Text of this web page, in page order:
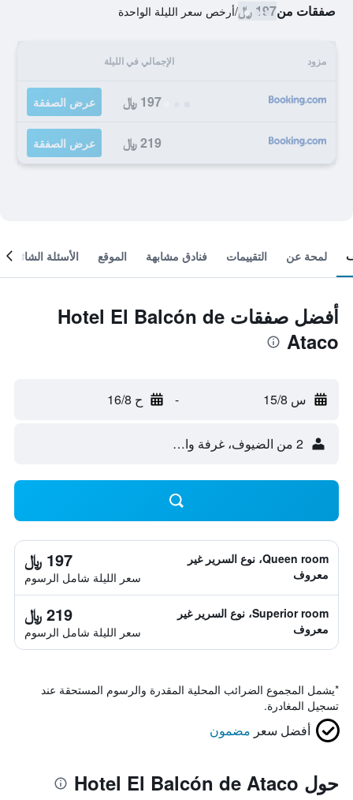
صفقات من197 ﷼ /أرخص سعر الليلة الواحدة
مزود الإجمالي في الليلة
197 ﷼ عرض الصفقة
219 ﷼ عرض الصفقة
لمحة عن التقييمات فنادق مشابهة الموقع الأسئلة الشائعة
أفضل صفقات Hotel El Balcón de
Ataco
س 15/8 - ح 16/8
2 من الضيوف، غرفة واحدة
Queen room، نوع السرير غير
معروف
197 ﷼
سعر الليلة شامل الرسوم
Superior room، نوع السرير غير
معروف
219 ﷼
سعر الليلة شامل الرسوم
*يشمل المجموع الضرائب المحلية المقدرة والرسوم المستحقة عند
تسجيل المغادرة.
أفضل سعر مضمون
حول Hotel El Balcón de Ataco